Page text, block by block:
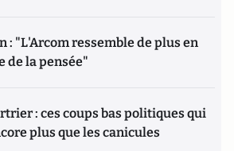
: "L'Arcom ressemble de plus en
de la pensée"
: ces coups bas politiques qui
plus que les canicules